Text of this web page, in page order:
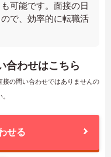
可能です。面接の日
で、効率的に転職活
合わせはこちら
の問い合わせではありませんの
せる